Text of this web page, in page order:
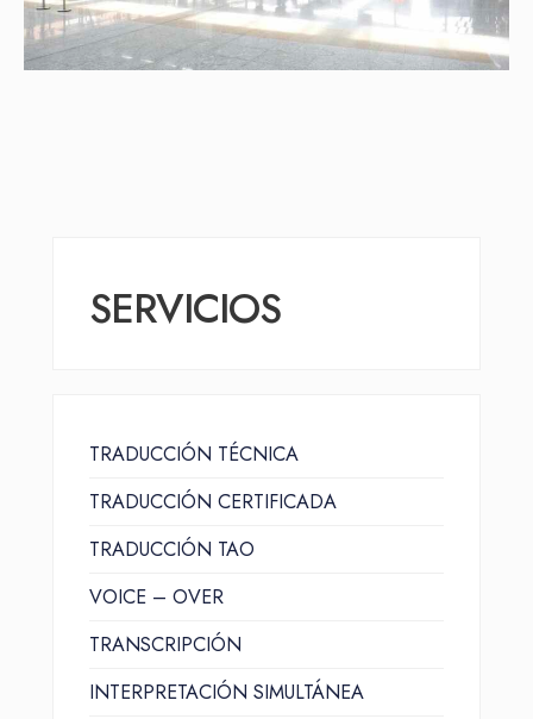
SERVICIOS
TRADUCCIÓN TÉCNICA
TRADUCCIÓN CERTIFICADA
TRADUCCIÓN TAO
VOICE – OVER
TRANSCRIPCIÓN
INTERPRETACIÓN SIMULTÁNEA